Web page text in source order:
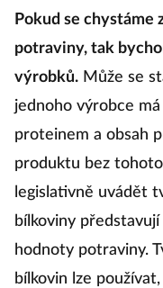
Pokud se chystáme
potraviny, tak
výrobků. Může se
jednoho výrobce
proteinem a obsah
produktu bez
legislativně uvádět
bílkoviny
hodnoty potraviny.
bílkovin lze